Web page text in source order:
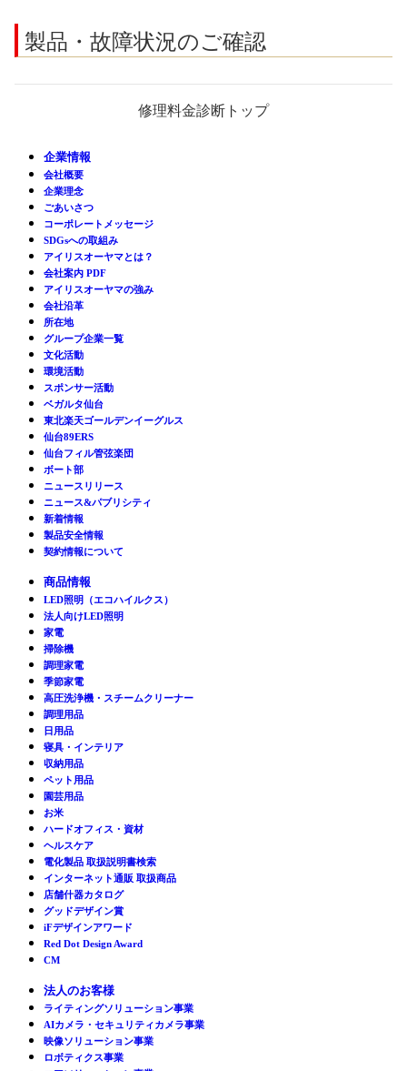
製品・故障状況のご確認
修理料金診断トップ
企業情報
会社概要
企業理念
ごあいさつ
コーポレートメッセージ
SDGsへの取組み
アイリスオーヤマとは？
会社案内 PDF
アイリスオーヤマの強み
会社沿革
所在地
グループ企業一覧
文化活動
環境活動
スポンサー活動
ベガルタ仙台
東北楽天ゴールデンイーグルス
仙台89ERS
仙台フィル管弦楽団
ボート部
ニュースリリース
ニュース&パブリシティ
新着情報
製品安全情報
契約情報について
商品情報
LED照明（エコハイルクス）
法人向けLED照明
家電
掃除機
調理家電
季節家電
高圧洗浄機・スチームクリーナー
調理用品
日用品
寝具・インテリア
収納用品
ペット用品
園芸用品
お米
ハードオフィス・資材
ヘルスケア
電化製品 取扱説明書検索
インターネット通販 取扱商品
店舗什器カタログ
グッドデザイン賞
iFデザインアワード
Red Dot Design Award
CM
法人のお客様
ライティングソリューション事業
AIカメラ・セキュリティカメラ事業
映像ソリューション事業
ロボティクス事業